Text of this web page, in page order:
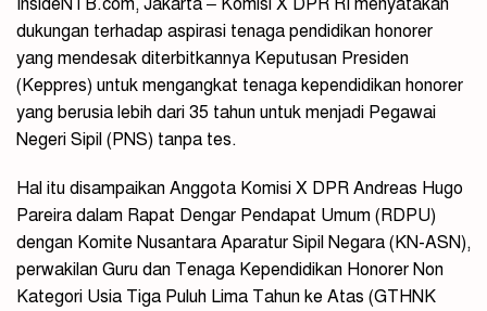
dukungan terhadap aspirasi tenaga pendidikan honorer
yang mendesak diterbitkannya Keputusan Presiden
(Keppres) untuk mengangkat tenaga kependidikan honorer
yang berusia lebih dari 35 tahun untuk menjadi Pegawai
Negeri Sipil (PNS) tanpa tes.
Hal itu disampaikan Anggota Komisi X DPR Andreas Hugo
Pareira dalam Rapat Dengar Pendapat Umum (RDPU)
dengan Komite Nusantara Aparatur Sipil Negara (KN-ASN),
perwakilan Guru dan Tenaga Kependidikan Honorer Non
Kategori Usia Tiga Puluh Lima Tahun ke Atas (GTHNK